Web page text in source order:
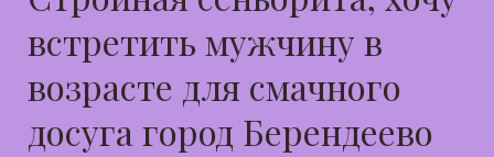
встретить мужчину в
возрасте для смачного
досуга город Берендеево